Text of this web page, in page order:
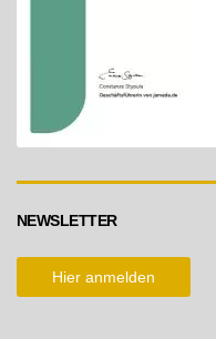
NEWSLETTER
Hier anmelden